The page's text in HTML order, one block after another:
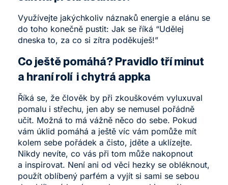
Využívejte jakýchkoliv náznaků energie a elánu se
do toho konečně pustit: Jak se říká “Udělej
dneska to, za co si zítra poděkuješ!”
Co ještě pomáhá? Pravidlo tří minut
a hraní rolí i chytrá appka
Říká se, že člověk by při zkouškovém vyluxuval
pomalu i střechu, jen aby se nemusel pořádně
učit. Možná to má vážně něco do sebe. Pokud
vám úklid pomáhá a ještě víc vám pomůže mít
kolem sebe pořádek a čisto, jděte a uklízejte.
Nikdy nevíte, co vás při tom může nakopnout
a inspirovat. Není ani od věci hezky se obléknout,
použít oblíbený parfém a vyjít si sami se sebou